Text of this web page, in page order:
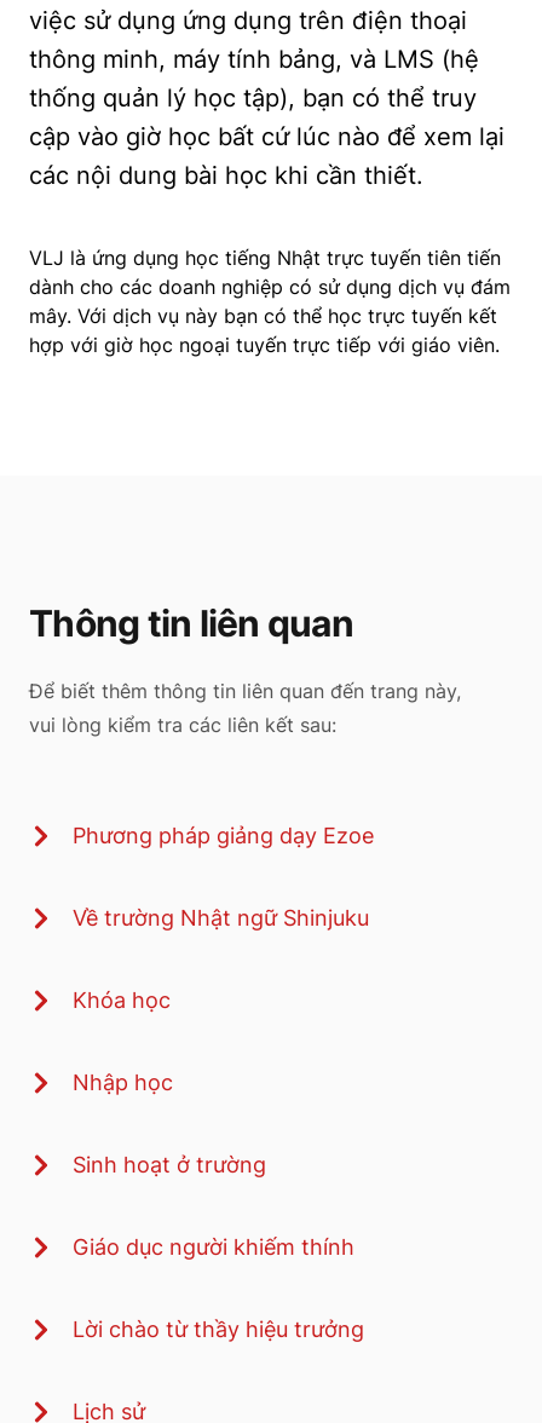
việc sử dụng ứng dụng trên điện thoại
thông minh, máy tính bảng, và LMS (hệ
thống quản lý học tập), bạn có thể truy
cập vào giờ học bất cứ lúc nào để xem lại
các nội dung bài học khi cần thiết.
VLJ là ứng dụng học tiếng Nhật trực tuyến tiên tiến
dành cho các doanh nghiệp có sử dụng dịch vụ đám
mây. Với dịch vụ này bạn có thể học trực tuyến kết
hợp với giờ học ngoại tuyến trực tiếp với giáo viên.
Thông tin liên quan
Để biết thêm thông tin liên quan đến trang này,
vui lòng kiểm tra các liên kết sau:
Phương pháp giảng dạy Ezoe
Về trường Nhật ngữ Shinjuku
Khóa học
Nhập học
Sinh hoạt ở trường
Giáo dục người khiếm thính
Lời chào từ thầy hiệu trưởng
Lịch sử